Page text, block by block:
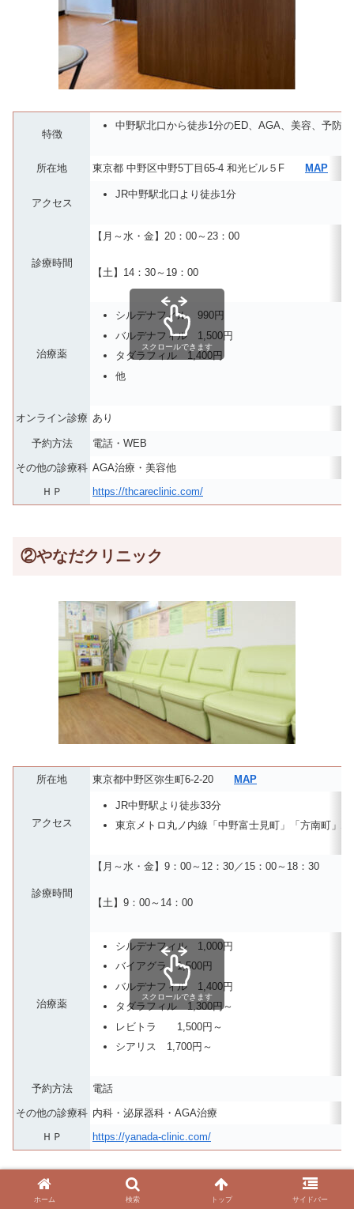
特徴
中野駅北口から徒歩1分のED、AGA、美容、予防
所在地 東京都 中野区中野5丁目65-4 和光ビル５F MAP
アクセス
JR中野駅北口より徒歩1分
診療時間
【月～水・金】20：00～23：00
【土】14：30～19：00
治療薬
シルデナフィル 990円
バルデナフィル 1,500円
タダラフィル 1,400円
他
オンライン診療 あり
予約方法 電話・WEB
その他の診療科 AGA治療・美容他
ＨＰ
https://thcareclinic.com/
スクロールできます
②やなだクリニック
所在地 東京都中野区弥生町6-2-20 MAP
アクセス
JR中野駅より徒歩33分
東京メトロ丸ノ内線「中野富士見町」「方南町」
診療時間
【月～水・金】9：00～12：30／15：00～18：30
【土】9：00～14：00
治療薬
シルデナフィル 1,000円
バイアグラ 1,500円
バルデナフィル 1,400円
タダラフィル 1,300円～
レビトラ 1,500円～
シアリス 1,700円～
予約方法 電話
その他の診療科 内科・泌尿器科・AGA治療
ＨＰ
https://yanada-clinic.com/
スクロールできます
③新宿ライフクリニック
ホーム 検索 トップ サイドバー